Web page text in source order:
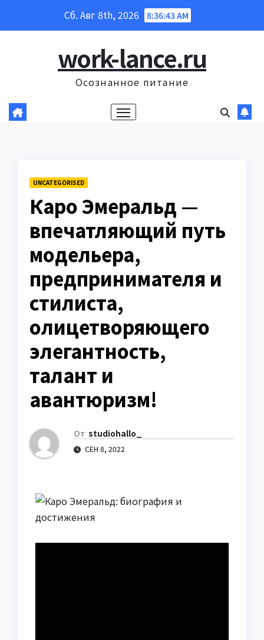
Сб. Авг 8th, 2026 8:36:44 AM
work-lance.ru
Осознанное питание
UNCATEGORISED
Каро Эмеральд —
впечатляющий путь
модельера,
предпринимателя и
стилиста,
олицетворяющего
элегантность,
талант и
авантюризм!
От studiohallo_
СЕН 8, 2022